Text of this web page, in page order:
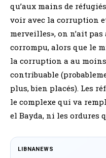
qu’aux mains de
voir avec la corruption
merveilles», on n’ait
corrompu, alors que le
la corruption a au
contribuable
plus, bien placés). Les
le complexe qui va
el Bayda, ni les ordures
LIBNANEWS